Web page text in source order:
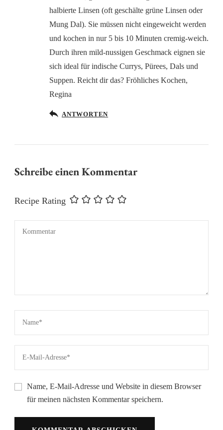
Anti-Spam von CleanTalk
halbierte Linsen (oft geschälte grüne Linsen oder
Mung Dal). Sie müssen nicht eingeweicht werden
und kochen in nur 5 bis 10 Minuten cremig-weich.
Durch ihren mild-nussigen Geschmack eignen sie
sich ideal für indische Currys, Pürees, Dals und
Suppen. Reicht dir das? Fröhliches Kochen,
Regina
ANTWORTEN
Schreibe einen Kommentar
Recipe Rating
Name, E-Mail-Adresse und Website in diesem Browser
für meinen nächsten Kommentar speichern.